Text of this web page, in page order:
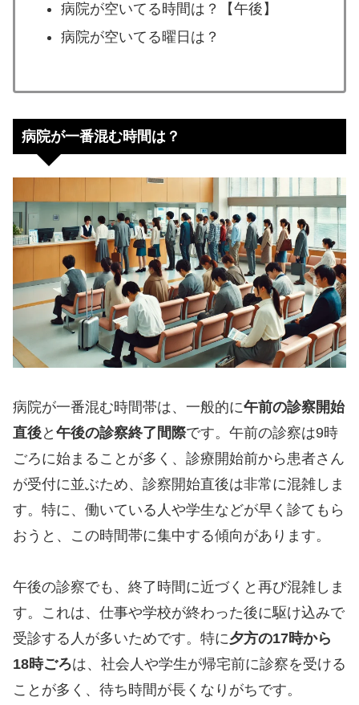
病院が空いてる時間は？【午後】
病院が空いてる曜日は？
病院が一番混む時間は？
病院が一番混む時間帯は、一般的に午前の診察開始
直後と 午後の診察終了間際です。午前の診察は9時
ごろに始まることが多く、診療開始前から患者さん
が受付に並ぶため、診察開始直後は非常に混雑しま
す。特に、働いている人や学生などが早く診てもら
おうと、この時間帯に集中する傾向があります。
午後の診察でも、終了時間に近づくと再び混雑しま
す。これは、仕事や学校が終わった後に駆け込みで
受診する人が多いためです。特に夕方の17時から
18時ごろは、社会人や学生が帰宅前に診察を受ける
ことが多く、待ち時間が長くなりがちです。